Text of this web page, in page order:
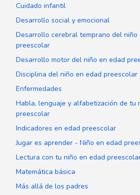
Cuidado infantil
Desarrollo social y emocional
Desarrollo cerebral temprano del niño
preescolar
Desarrollo motor del niño en edad
Disciplina del niño en edad preescolar
Enfermedades
Habla, lenguaje y alfabetización de tu
preescolar
Indicadores en edad preescolar
Jugar es aprender - Niño en edad
Lectura con tu niño en edad
Matemática básica
Más allá de los padres